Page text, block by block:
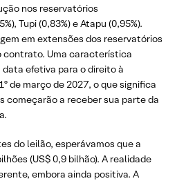
nos reservatórios
Tupi (0,83%) e Atapu (0,95%).
em extensões dos reservatórios
contrato. Uma característica
efetiva para o direito à
de março de 2027, o que significa
começarão a receber sua parte da
do leilão, esperávamos que a
(US$ 0,9 bilhão). A realidade
embora ainda positiva. A